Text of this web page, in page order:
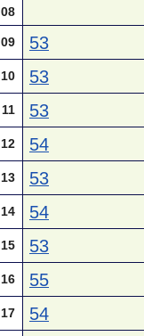
08
09 53
10 53
11 53
12 54
13 53
14 54
15 53
16 55
17 54